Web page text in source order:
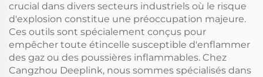
crucial dans divers secteurs industriels où le risque
d'explosion constitue une préoccupation majeure.
Ces outils sont spécialement conçus pour
empêcher toute étincelle susceptible d'enflammer
des gaz ou des poussières inflammables. Chez
Cangzhou Deeplink, nous sommes spécialisés dans